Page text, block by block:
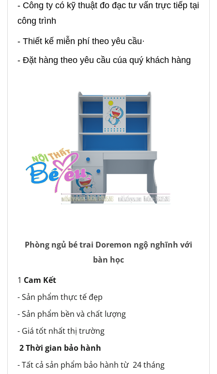
- Công ty có kỹ thuật đo đạc tư vấn trực tiếp tại
công trình
- Thiết kế miễn phí theo yêu cầu·
- Đặt hàng theo yêu cầu cúa quý khách hàng
Phòng ngủ bé trai Doremon ngộ nghĩnh với
bàn học
1 Cam Kết
- Sản phẩm thực tế đẹp
- Sản phẩm bền và chất lượng
- Giá tốt nhất thị trường
2 Thời gian bảo hành
- Tất cả sản phẩm bảo hành từ 24 tháng